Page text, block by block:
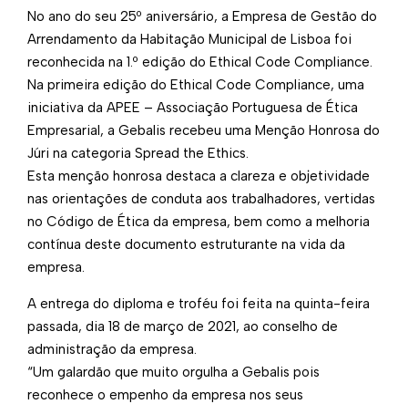
No ano do seu 25º aniversário, a Empresa de Gestão do
Arrendamento da Habitação Municipal de Lisboa foi
reconhecida na 1.º edição do Ethical Code Compliance.
Na primeira edição do Ethical Code Compliance, uma
iniciativa da APEE – Associação Portuguesa de Ética
Empresarial, a Gebalis recebeu uma Menção Honrosa do
Júri na categoria Spread the Ethics.
Esta menção honrosa destaca a clareza e objetividade
nas orientações de conduta aos trabalhadores, vertidas
no Código de Ética da empresa, bem como a melhoria
contínua deste documento estruturante na vida da
empresa.
A entrega do diploma e troféu foi feita na quinta-feira
passada, dia 18 de março de 2021, ao conselho de
administração da empresa.
“Um galardão que muito orgulha a Gebalis pois
reconhece o empenho da empresa nos seus